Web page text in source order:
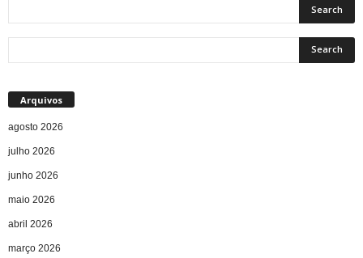
Arquivos
agosto 2026
julho 2026
junho 2026
maio 2026
abril 2026
março 2026